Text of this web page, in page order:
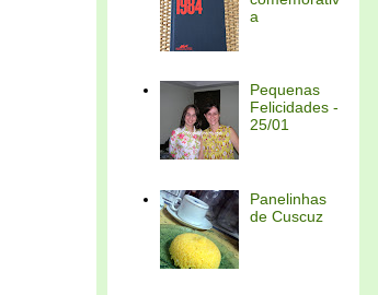
a
Pequenas
Felicidades -
25/01
Panelinhas
de Cuscuz